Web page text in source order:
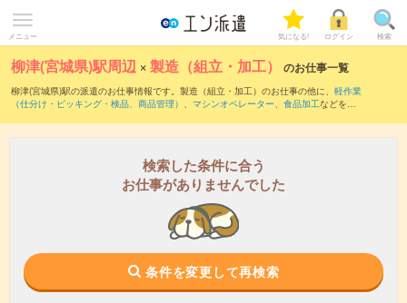
メニュー 気になる! ログイン 検索
柳津(宮城県)駅周辺 ×製造（組立・加工） のお仕事一覧
柳津(宮城県)駅の派遣のお仕事情報です。製造（組立・加工）のお仕事の他に、 軽作業
（仕分け・ピッキング・検品、商品管理） 、 マシンオペレーター、 食品加工などを取
検索した条件に合う
お仕事がありませんでした
条件を変更して再検索